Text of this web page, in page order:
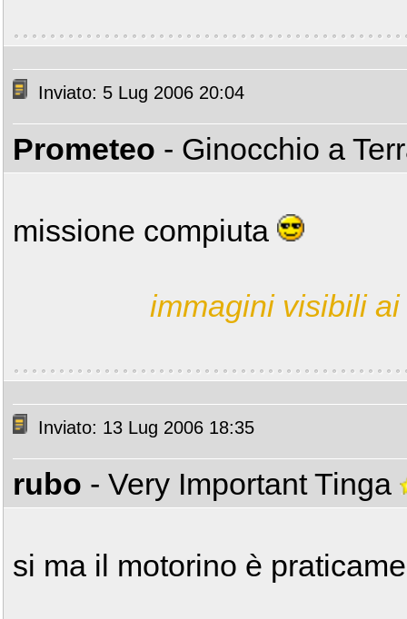
Inviato: 5 Lug 2006 20:04
Prometeo - Ginocchio a
missione compiuta
immagini visibili
Inviato: 13 Lug 2006 18:35
rubo - Very Important Tinga
si ma il motorino è